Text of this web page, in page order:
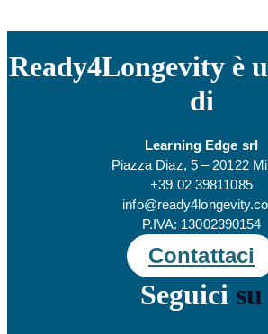
Ready4Longevity è
di
Learning Edge srl
Piazza Diaz, 5 – 20122
+39 02 39811085
P.IVA: 13002390154
Contattaci
Seguici su